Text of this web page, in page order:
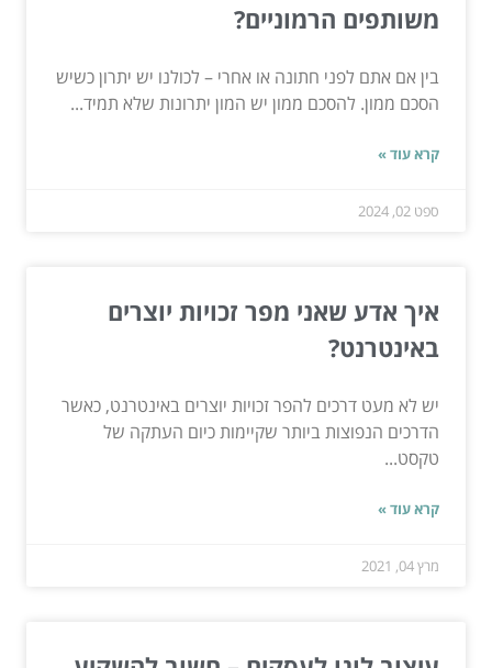
משותפים הרמוניים?
בין אם אתם לפני חתונה או אחרי – לכולנו יש יתרון כשיש
הסכם ממון. להסכם ממון יש המון יתרונות שלא תמיד...
קרא עוד »
ספט 02, 2024
איך אדע שאני מפר זכויות יוצרים
באינטרנט?
יש לא מעט דרכים להפר זכויות יוצרים באינטרנט, כאשר
הדרכים הנפוצות ביותר שקיימות כיום העתקה של
טקסט...
קרא עוד »
מרץ 04, 2021